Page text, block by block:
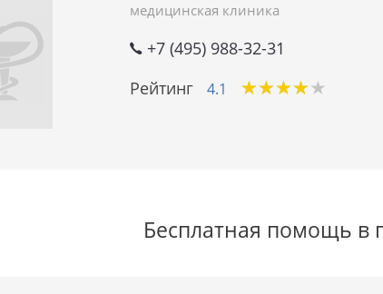
медицинская клиника
+7 (495) 988-32-31
Рейтинг
4.1 ★★★★★
★★★★★
Бесплатная помощь в